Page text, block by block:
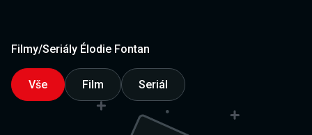
Filmy/Seriály Élodie Fontan
Vše Film Seriál